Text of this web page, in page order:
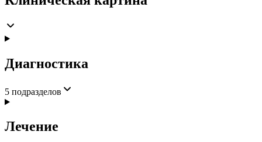
Диагностика
5 подразделов
Лечение